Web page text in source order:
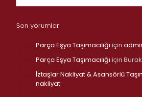
Son yorumlar
Parça Eşya Taşımacılığı için
Parça Eşya Taşımacılığı için Burak
İztaşlar Nakliyat & Asansörlü
nakliyat